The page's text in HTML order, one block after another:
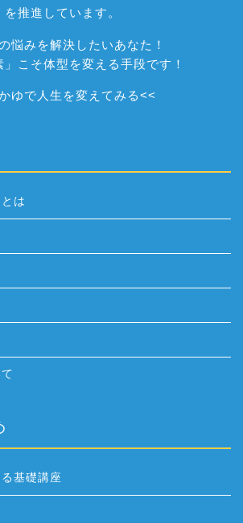
を推進しています。
悩みを解決したいあなた！
」こそ体型を変える手段です！
ゆで人生を変えてみる<<
は
基礎講座